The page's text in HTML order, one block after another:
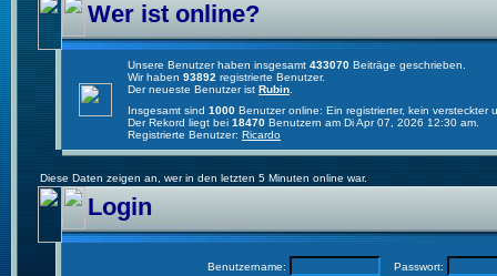
Wer ist online?
Unsere Benutzer haben insgesamt 433070 Beiträge geschrieben.
Wir haben 93892 registrierte Benutzer.
Der neueste Benutzer ist Rubin
Insgesamt sind 1000 Benutzer online: Ein registrierter, kein
Der Rekord liegt bei 18470 Benutzern am Di Apr 07, 2026 12:30 am.
Registrierte Benutzer: Ricardo
Diese Daten zeigen an, wer in den letzten 5 Minuten online war.
Login
Benutzername: Passwort: